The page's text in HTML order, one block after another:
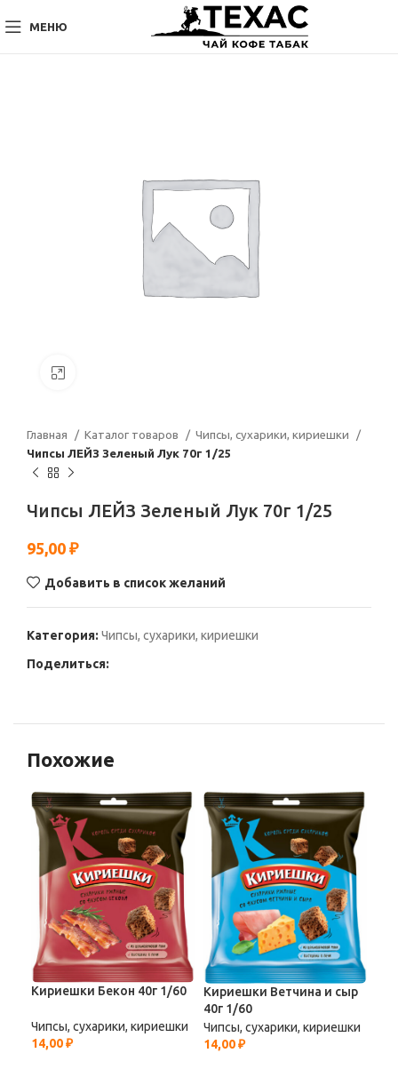
МЕНЮ
Главная Каталог товаров
Чипсы, сухарики, кириешки
Чипсы ЛЕЙЗ Зеленый Лук 70г 1/25
Чипсы ЛЕЙЗ Зеленый Лук 70г 1/25
95,00 ₽
Добавить в список желаний
Категория: Чипсы, сухарики, кириешки
Поделиться:
Похожие
Кириешки Бекон 40г 1/60
Чипсы, сухарики, кириешки
14,00₽
Кириешки Ветчина и сыр
40г 1/60
Чипсы, сухарики, кириешки
14,00₽